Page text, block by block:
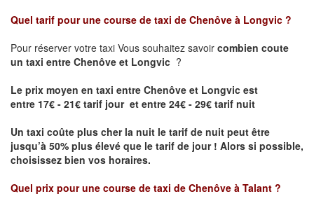
Quel tarif pour une course de taxi de Chenôve à Longvic ?
Pour réserver votre taxi Vous souhaitez savoir combien coute
un taxi entre Chenôve et Longvic ?
Le prix moyen en taxi entre Chenôve et Longvic est
entre 17€ - 21€ tarif jour et entre 24€ - 29€ tarif nuit
Un taxi coûte plus cher la nuit le tarif de nuit peut être
jusqu’à 50% plus élevé que le tarif de jour ! Alors si possible,
choisissez bien vos horaires.
Quel prix pour une course de taxi de Chenôve à Talant ?